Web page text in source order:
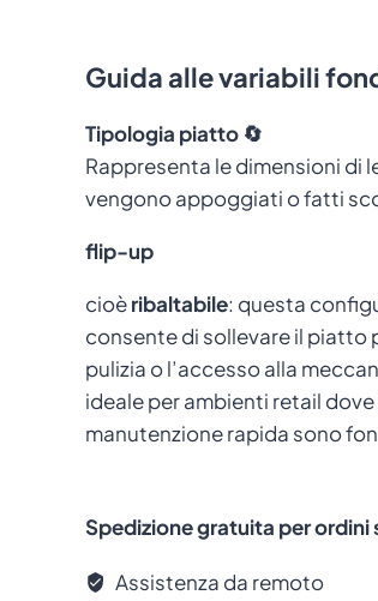
Guida alle variabili
Tipologia piatto 🔄
Rappresenta le dimensioni di
vengono appoggiati o fatti
flip-up
cioèribaltabile: questa
consente di sollevare il piatto
pulizia o l’accesso alla
ideale per ambienti retail dove
manutenzione rapida sono
Spedizione gratuita per ordini
Assistenza da remoto